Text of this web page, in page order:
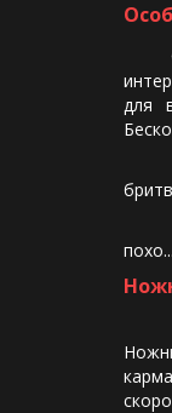
для
А
Нож